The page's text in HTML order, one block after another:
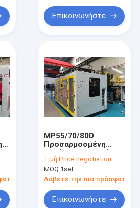
Επικοινωνήστε
τιμή
MP55/70/80D
Προσαρμοσμένη
χύτευσης με
εξώθηση
Τιμή:Price negotiation.
MOQ:1set
Λάβετε την πιο πρόσφατη
Επικοινωνήστε